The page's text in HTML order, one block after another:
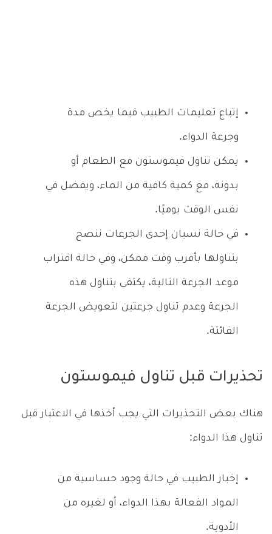
إتباع تعليمات الطبيب فيما يخص مدة
وجرعة الدواء.
يمكن تناول فيموستون مع الطعام أو
بدونه، مع كمية كافية من الماء، ويفضل في
نفس الوقت يوميًا.
في حالة نسيان إحدى الجرعات ننصح
بتناولها بأقرب وقت ممكن، وفي حالة اقتراب
موعد الجرعة التالية، يكتفى بتناول هذه
الجرعة وعدم تناول جرعتين لتعويض الجرعة
الفائتة.
تحذيرات قبل تناول فيموستون
هناك بعض التحذيرات التي يجب أخذها في الاعتبار قبل
تناول هذا الدواء:
إخبار الطبيب في حالة وجود حساسية من
المواد الفعالة بهذا الدواء، أو لغيره من
الأدوية.